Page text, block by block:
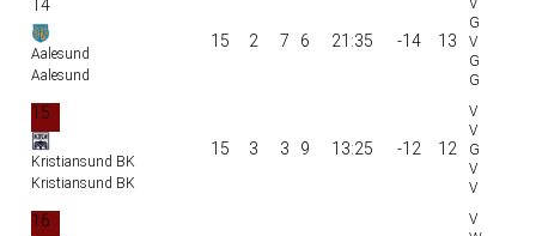
14
Aalesund
Aalesund
15 2 7 6 21:35 -14 13
15
Kristiansund BK
Kristiansund BK
15 3 3 9 13:25 -12 12
16